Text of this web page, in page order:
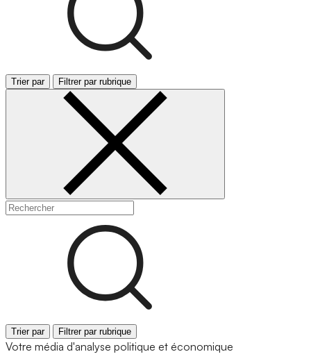
Trier par Filtrer par rubrique
Trier par Filtrer par rubrique
Votre média d'analyse politique et économique